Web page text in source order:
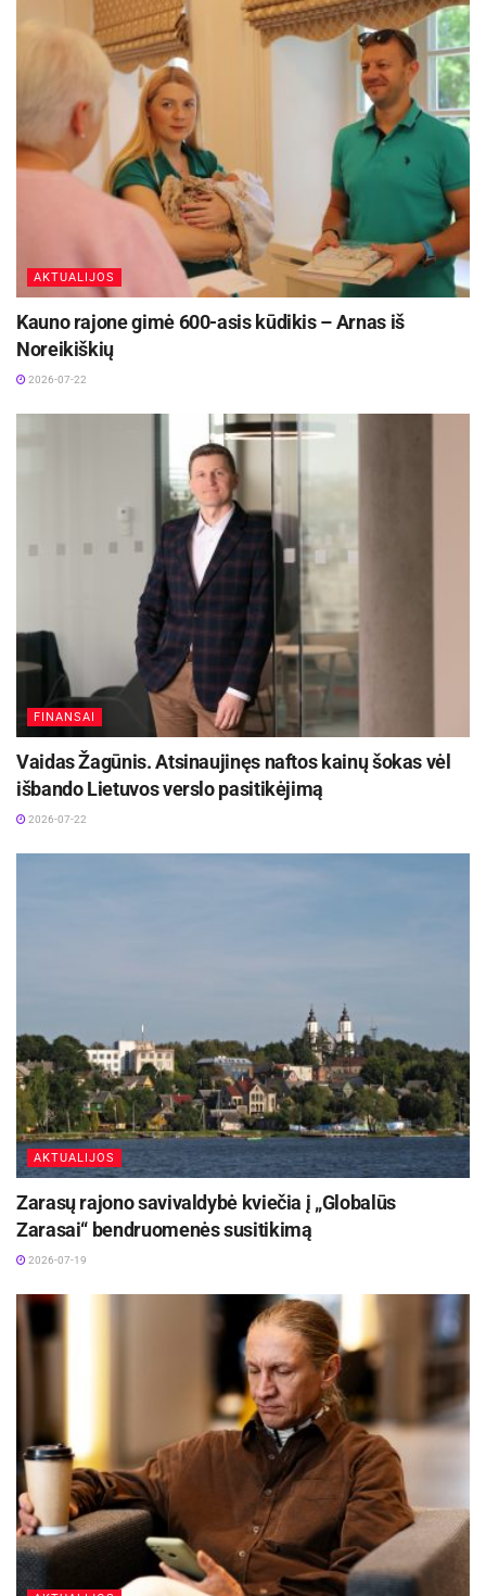
AKTUALIJOS
Kauno rajone gimė 600-asis kūdikis – Arnas iš
Noreikiškių
2026-07-22
FINANSAI
Vaidas Žagūnis. Atsinaujinęs naftos kainų šokas vėl
išbando Lietuvos verslo pasitikėjimą
2026-07-22
AKTUALIJOS
Zarasų rajono savivaldybė kviečia į „Globalūs
Zarasai“ bendruomenės susitikimą
2026-07-19